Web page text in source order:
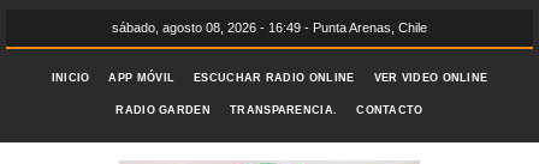
sábado, agosto 08, 2026 - 16:49 - Punta Arenas, Chile
INICIO APP MÓVIL ESCUCHAR RADIO ONLINE VER VIDEO ONLINE
RADIO GARDEN TRANSPARENCIA. CONTACTO